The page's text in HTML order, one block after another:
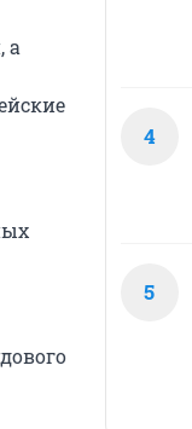
а
4
5